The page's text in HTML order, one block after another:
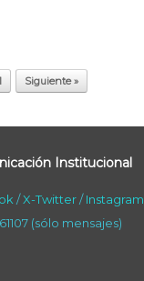
Siguiente »
Institucional
/X-Twitter/Instagram
(sólo mensajes)